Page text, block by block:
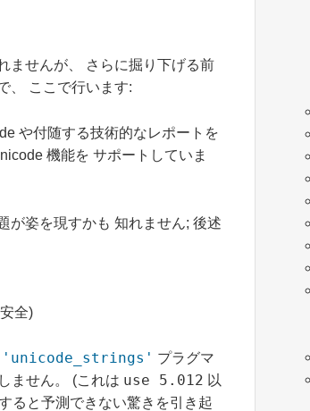
ませんが、 さらに掘り下げる前
、 ここで行います:
や付随する技術的なレポートを
機能を サポートしていま
が姿を現すかも 知れません; 後述
全)
プラグマ
ません。 (これは use 5.012 以
ると予測できない驚きを引き起